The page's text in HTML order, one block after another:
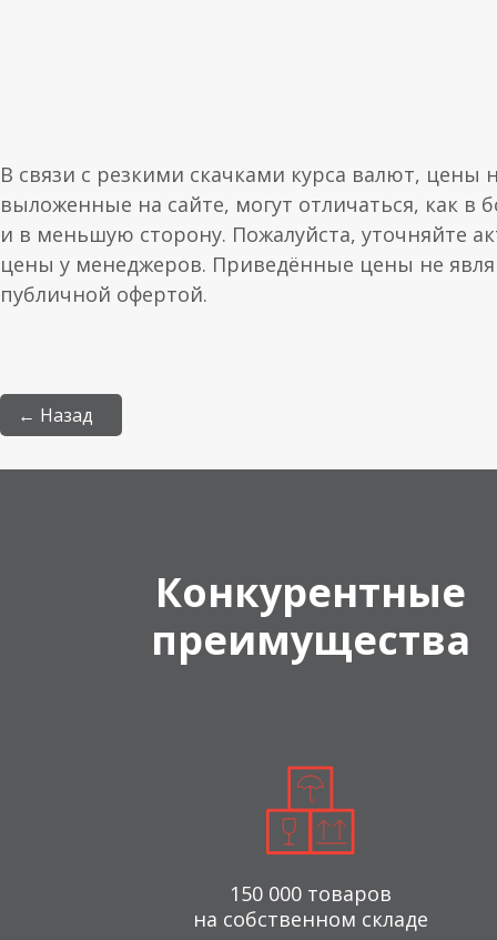
В связи с резкими скачками курса валют, цены
выложенные на сайте, могут отличаться, как в
и в меньшую сторону. Пожалуйста, уточняйте
цены у менеджеров. Приведённые цены не
публичной офертой.
← Назад
Конкурентные
преимущества
150 000 товаров
на собственном складе